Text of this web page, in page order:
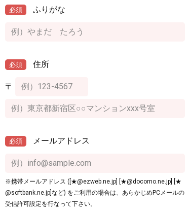
必須 ふりがな
必須 住所
〒
必須 メールアドレス
※携帯メールアドレス ([★@ezweb.ne.jp] [★@docomo.ne.jp] [★
@softbank.ne.jp]など) をご利用の場合は、あらかじめPCメールの
受信許可設定を行なって下さい。